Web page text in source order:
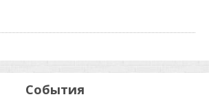
События